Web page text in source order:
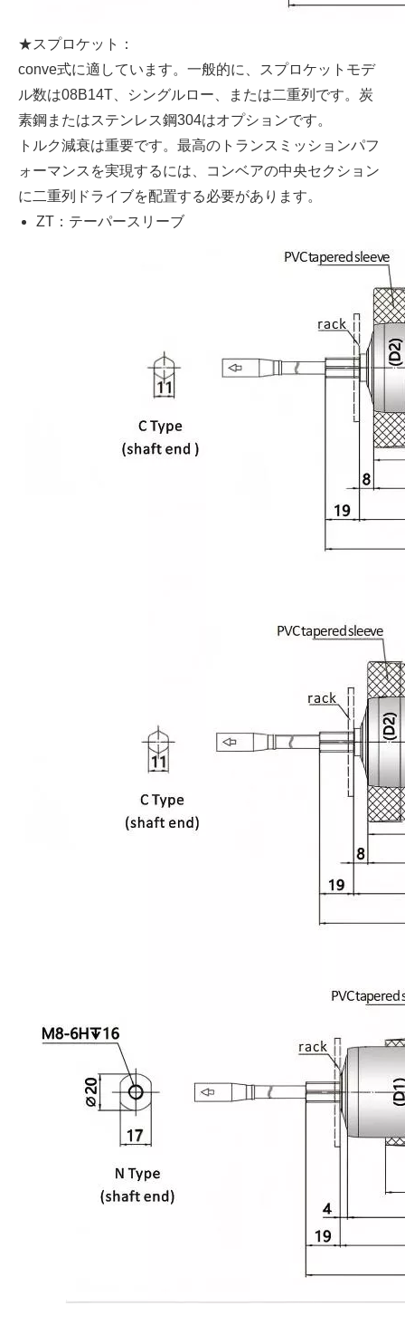
★スプロケット：
conve式に適しています。一般的に、スプロケットモデ
ル数は08B14T、シングルロー、または二重列です。炭
素鋼またはステンレス鋼304はオプションです。
トルク減衰は重要です。最高のトランスミッションパフ
ォーマンスを実現するには、コンベアの中央セクション
に二重列ドライブを配置する必要があります。
ZT：テーパースリーブ